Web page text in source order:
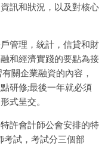
訊和狀況，以及對核心
管理，統計，信貸和財
和經濟實踐的要點為接
關企業融資的內容，
研修;最後一年就必須
式呈交。
許會計師公會安排的特
考試，考試分三個部